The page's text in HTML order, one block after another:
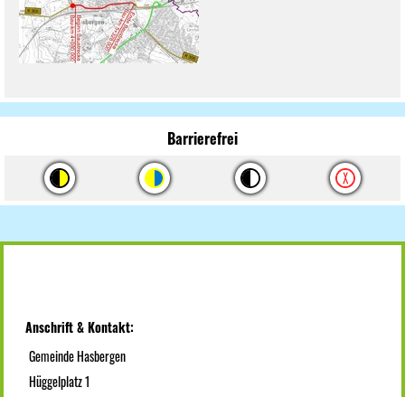
Barrierefrei
Anschrift & Kontakt:
Gemeinde Hasbergen
Hüggelplatz 1